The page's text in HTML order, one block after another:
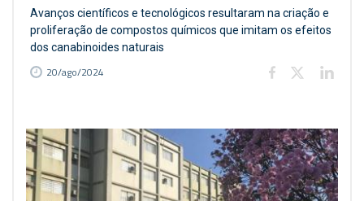
Avanços científicos e tecnológicos resultaram na criação e
proliferação de compostos químicos que imitam os efeitos
dos canabinoides naturais
20/ago/2024